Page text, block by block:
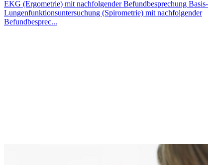
EKG (Ergometrie) mit nachfolgender Befundbesprechung Basis-
Lungenfunktionsuntersuchung (Spirometrie) mit nachfolgender
Befundbesprec...